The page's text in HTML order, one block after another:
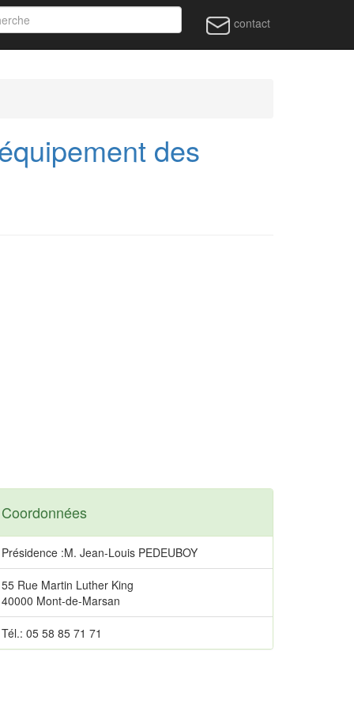
contact
des
Coordonnées
Présidence :M. Jean-Louis PEDEUBOY
55 Rue Martin Luther King
40000 Mont-de-Marsan
Tél.: 05 58 85 71 71